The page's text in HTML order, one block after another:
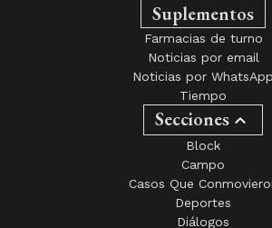
Farmacias de turno
Noticias por email
Noticias por WhatsApp
Tiempo
Secciones
Block
Campo
Casos Que Conmovieron
Deportes
Diálogos
Eco Autos